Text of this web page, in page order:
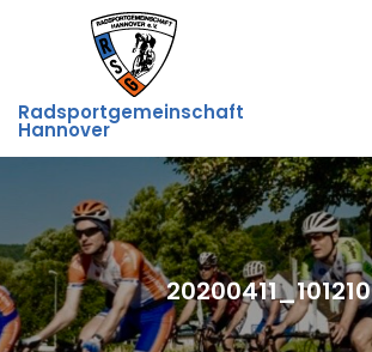
Radsportgemeinschaft
Hannover
20200411_101210